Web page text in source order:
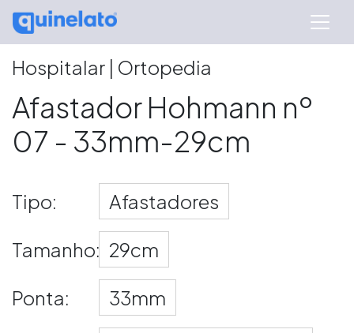
Hospitalar | Ortopedia
Afastador Hohmann nº
07 - 33mm-29cm
Tipo: Afastadores
Tamanho: 29cm
Ponta: 33mm